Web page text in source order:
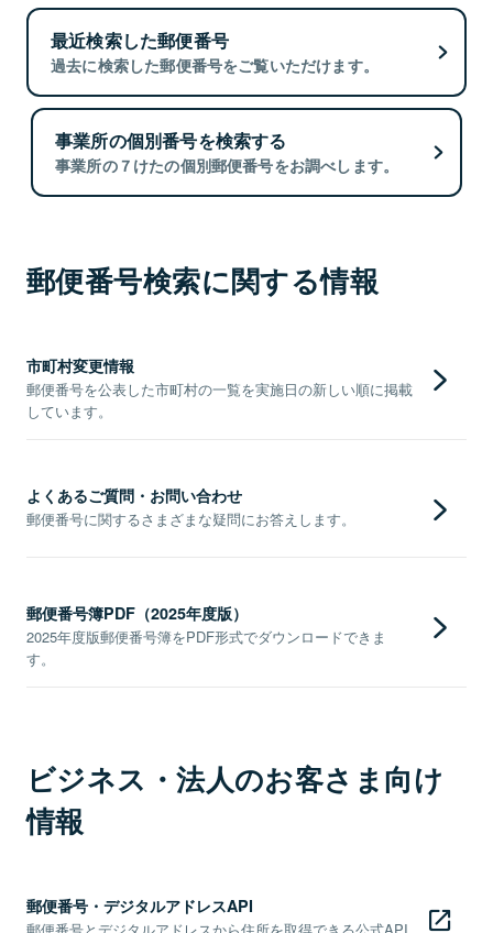
最近検索した郵便番号
過去に検索した郵便番号をご覧いただけます。
事業所の個別番号を検索する
事業所の７けたの個別郵便番号をお調べします。
郵便番号検索に関する情報
市町村変更情報
郵便番号を公表した市町村の一覧を実施日の新しい順に掲載
しています。
よくあるご質問・お問い合わせ
郵便番号に関するさまざまな疑問にお答えします。
郵便番号簿PDF（2025年度版）
2025年度版郵便番号簿をPDF形式でダウンロードできま
す。
ビジネス・法人のお客さま向け
情報
郵便番号・デジタルアドレスAPI